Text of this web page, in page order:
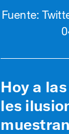
Fuente:
Hoy a
les